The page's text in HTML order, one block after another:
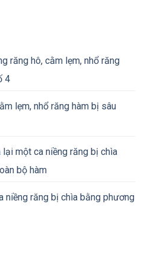
răng hô, cằm lẹm, nhổ răng
4
lẹm, nhổ răng hàm bị sâu
lại một ca niềng răng bị chìa
bộ hàm
niềng răng bị chìa bằng phương